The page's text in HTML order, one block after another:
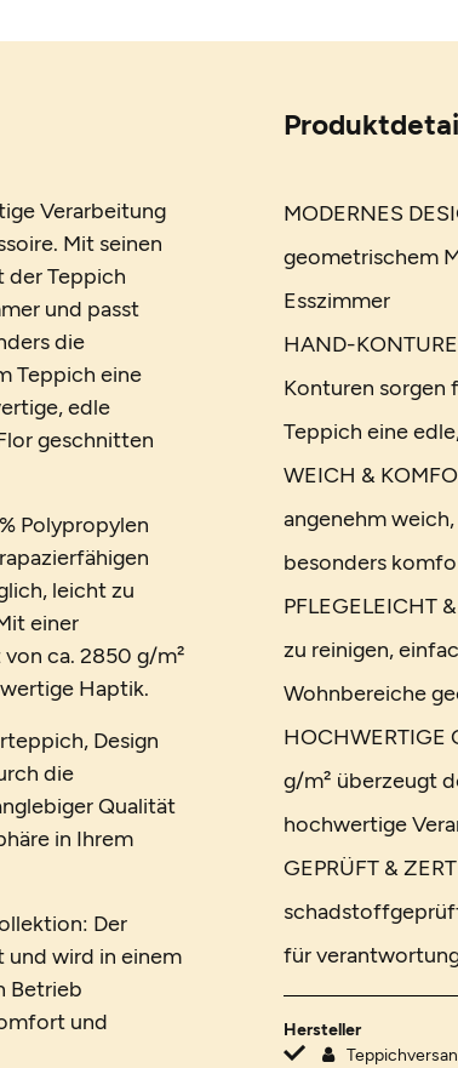
Verarbeitung
Mit seinen
der Teppich
und passt
die
Teppich eine
edle
geschnitten
Polypropylen
leicht zu
einer
ca. 2850 g/m²
Haptik.
Design
die
Qualität
in Ihrem
Der
und wird in einem
Betrieb
und
MODERNES
geometrischem
Esszimmer
HAND-
Konturen sorgen
Teppich eine
WEICH &
angenehm
besonders
PFLEGELEICHT
zu reinigen,
Wohnbereiche
g/m² überzeugt
hochwertige
GEPRÜFT &
für
Hersteller